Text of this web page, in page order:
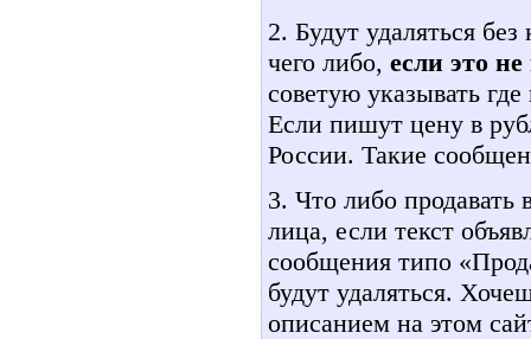
2. Будут удаляться
чего либо, если это
советую указывать
Если пишут цену в
России. Такие
3. Что либо продавать
лица, если текст
сообщения типо
будут удаляться.
описанием на этом